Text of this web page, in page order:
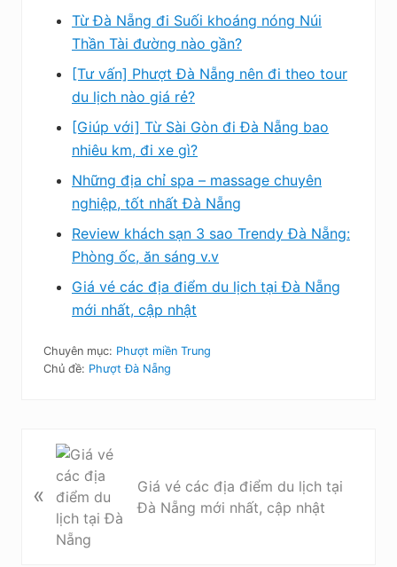
Từ Đà Nẵng đi Suối khoáng nóng Núi
Thần Tài đường nào gần?
[Tư vấn] Phượt Đà Nẵng nên đi theo tour
du lịch nào giá rẻ?
[Giúp với] Từ Sài Gòn đi Đà Nẵng bao
nhiêu km, đi xe gì?
Những địa chỉ spa – massage chuyên
nghiệp, tốt nhất Đà Nẵng
Review khách sạn 3 sao Trendy Đà Nẵng:
Phòng ốc, ăn sáng v.v
Giá vé các địa điểm du lịch tại Đà Nẵng
mới nhất, cập nhật
Chuyên mục: Phượt miền Trung
Chủ đề: Phượt Đà Nẵng
i
«
Giá vé các địa điểm du lịch tại
Đà Nẵng mới nhất, cập nhật